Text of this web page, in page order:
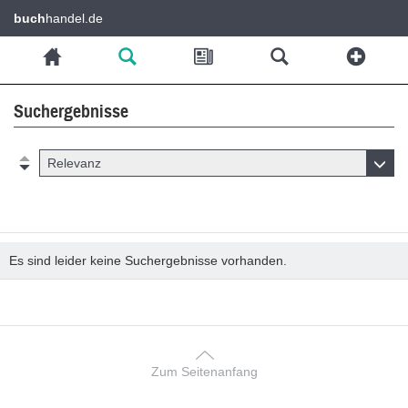
buchhandel.de
Suchergebnisse
Relevanz
Es sind leider keine Suchergebnisse vorhanden.
Zum Seitenanfang